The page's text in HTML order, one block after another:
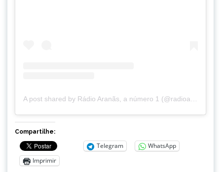
Compartilhe:
Telegram
WhatsApp
Imprimir